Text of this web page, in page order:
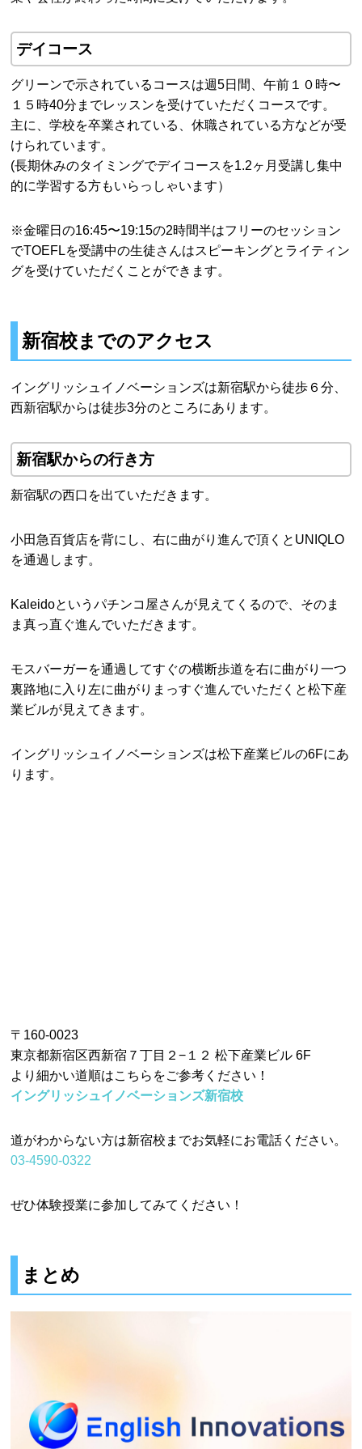
デイコース
グリーンで示されているコースは週5日間、午前１０時〜
１５時40分までレッスンを受けていただくコースです。
主に、学校を卒業されている、休職されている方などが受
けられています。
(長期休みのタイミングでデイコースを1.2ヶ月受講し集中
的に学習する方もいらっしゃいます）
※金曜日の16:45〜19:15の2時間半はフリーのセッション
でTOEFLを受講中の生徒さんはスピーキングとライティン
グを受けていただくことができます。
新宿校までのアクセス
イングリッシュイノベーションズは新宿駅から徒歩６分、
西新宿駅からは徒歩3分のところにあります。
新宿駅からの行き方
新宿駅の西口を出ていただきます。
小田急百貨店を背にし、右に曲がり進んで頂くとUNIQLO
を通過します。
Kaleidoというパチンコ屋さんが見えてくるので、そのま
ま真っ直ぐ進んでいただきます。
モスバーガーを通過してすぐの横断歩道を右に曲がり一つ
裏路地に入り左に曲がりまっすぐ進んでいただくと松下産
業ビルが見えてきます。
イングリッシュイノベーションズは松下産業ビルの6Fにあ
ります。
〒160-0023
東京都新宿区西新宿７丁目２−１２ 松下産業ビル 6F
より細かい道順はこちらをご参考ください！
イングリッシュイノベーションズ新宿校
道がわからない方は新宿校までお気軽にお電話ください。
03-4590-0322
ぜひ体験授業に参加してみてください！
まとめ